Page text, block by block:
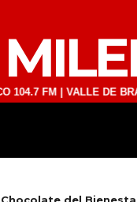
FM | VALLE DE BRAVO